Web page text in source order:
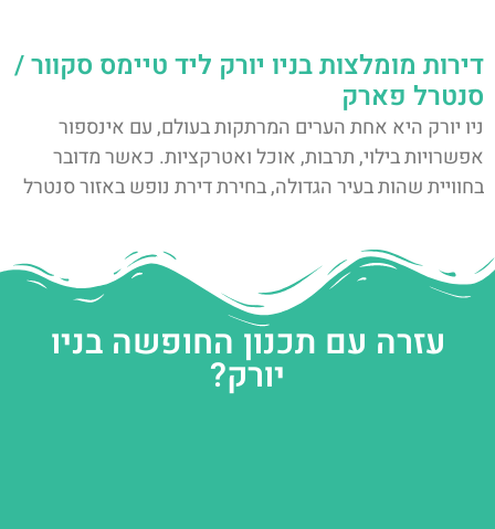
דירות מומלצות בניו יורק ליד טיימס סקוור /
סנטרל פארק
ניו יורק היא אחת הערים המרתקות בעולם, עם אינספור
אפשרויות בילוי, תרבות, אוכל ואטרקציות. כאשר מדובר
בחוויית שהות בעיר הגדולה, בחירת דירת נופש באזור סנטרל
עזרה עם תכנון החופשה בניו
יורק?